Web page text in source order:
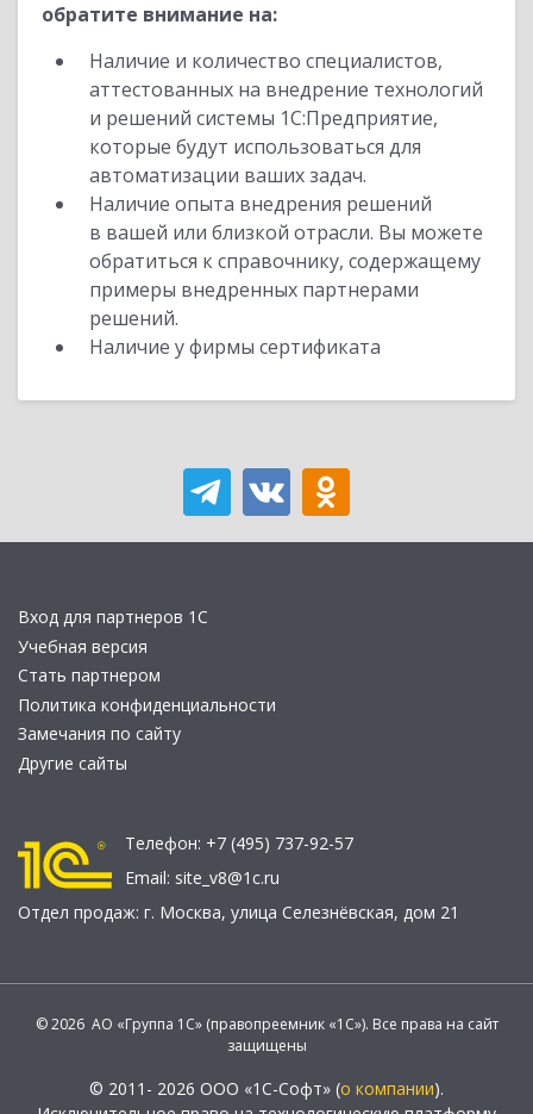
обратите внимание на:
Наличие и количество специалистов,
аттестованных на внедрение технологий
и решений системы 1С:Предприятие,
которые будут использоваться для
автоматизации ваших задач.
Наличие опыта внедрения решений
в вашей или близкой отрасли. Вы можете
обратиться к справочнику, содержащему
примеры внедренных партнерами
решений.
Наличие у фирмы сертификата
Вход для партнеров 1С
Учебная версия
Стать партнером
Политика конфиденциальности
Замечания по сайту
Другие сайты
Телефон: +7 (495) 737-92-57
Email: site_v8@1c.ru
Отдел продаж: г. Москва, улица Селезнёвская, дом 21
© 2026 АО «Группа 1С» (правопреемник «1С»). Все права на сайт
защищены
© 2011- 2026 ООО «1С-Софт» (о компании).